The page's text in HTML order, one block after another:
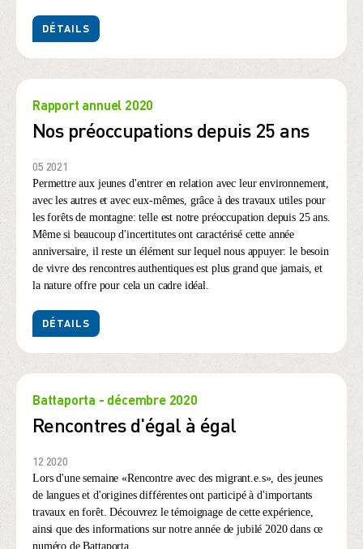
DÉTAILS
Rapport annuel 2020
Nos préoccupations depuis 25 ans
05 2021
Permettre aux jeunes d'entrer en relation avec leur environnement,
avec les autres et avec eux-mêmes, grâce à des travaux utiles pour
les forêts de montagne: telle est notre préoccupation depuis 25 ans.
Même si beaucoup d'incertitutes ont caractérisé cette année
anniversaire, il reste un élément sur lequel nous appuyer: le besoin
de vivre des rencontres authentiques est plus grand que jamais, et
la nature offre pour cela un cadre idéal.
DÉTAILS
Battaporta - décembre 2020
Rencontres d'égal à égal
12 2020
Lors d'une semaine «Rencontre avec des migrant.e.s», des jeunes
de langues et d'origines différentes ont participé à d'importants
travaux en forêt. Découvrez le témoignage de cette expérience,
ainsi que des informations sur notre année de jubilé 2020 dans ce
numéro de Battaporta.